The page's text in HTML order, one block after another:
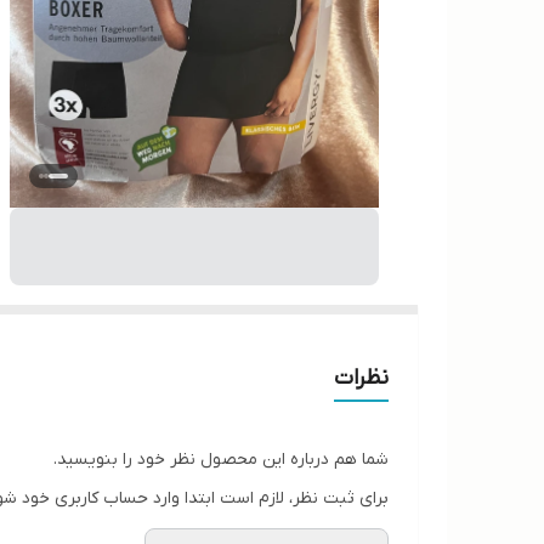
نظرات
شما هم درباره این محصول نظر خود را بنویسید.
برای ثبت نظر، لازم است ابتدا وارد حساب کاربری خود